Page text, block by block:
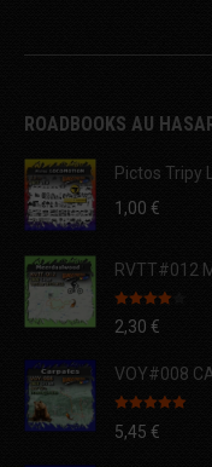
ROADBOOKS AU
Pictos Tripy
1,00 €
RVTT#012
Note4.00
sur 5
2,30 €
VOY#008
Note5.00
sur 5
5,45 €